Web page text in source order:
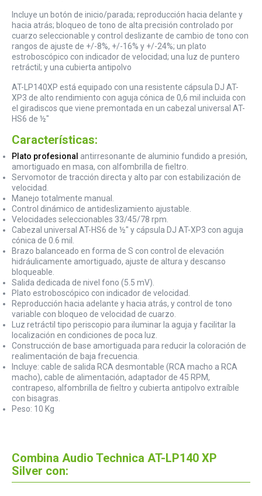
Incluye un botón de inicio/parada; reproducción hacia delante y
hacia atrás; bloqueo de tono de alta precisión controlado por
cuarzo seleccionable y control deslizante de cambio de tono con
rangos de ajuste de +/-8%, +/-16% y +/-24%; un plato
estroboscópico con indicador de velocidad; una luz de puntero
retráctil; y una cubierta antipolvo
AT-LP140XP está equipado con una resistente cápsula DJ AT-
XP3 de alto rendimiento con aguja cónica de 0,6 mil incluida con
el giradiscos que viene premontada en un cabezal universal AT-
HS6 de ½"
Características:
Plato profesional antirresonante de aluminio fundido a presión,
amortiguado en masa, con alfombrilla de fieltro.
Servomotor de tracción directa y alto par con estabilización de
velocidad.
Manejo totalmente manual.
Control dinámico de antideslizamiento ajustable.
Velocidades seleccionables 33/45/78 rpm.
Cabezal universal AT-HS6 de ½" y cápsula DJ AT-XP3 con aguja
cónica de 0.6 mil.
Brazo balanceado en forma de S con control de elevación
hidráulicamente amortiguado, ajuste de altura y descanso
bloqueable.
Salida dedicada de nivel fono (5.5 mV).
Plato estroboscópico con indicador de velocidad.
Reproducción hacia adelante y hacia atrás, y control de tono
variable con bloqueo de velocidad de cuarzo.
Luz retráctil tipo periscopio para iluminar la aguja y facilitar la
localización en condiciones de poca luz.
Construcción de base amortiguada para reducir la coloración de
realimentación de baja frecuencia.
Incluye: cable de salida RCA desmontable (RCA macho a RCA
macho), cable de alimentación, adaptador de 45 RPM,
contrapeso, alfombrilla de fieltro y cubierta antipolvo extraíble
con bisagras.
Peso: 10 Kg
Combina Audio Technica AT-LP140 XP
Silver con: